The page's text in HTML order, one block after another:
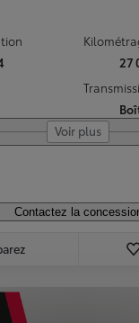
27
Voir plus
Contactez la